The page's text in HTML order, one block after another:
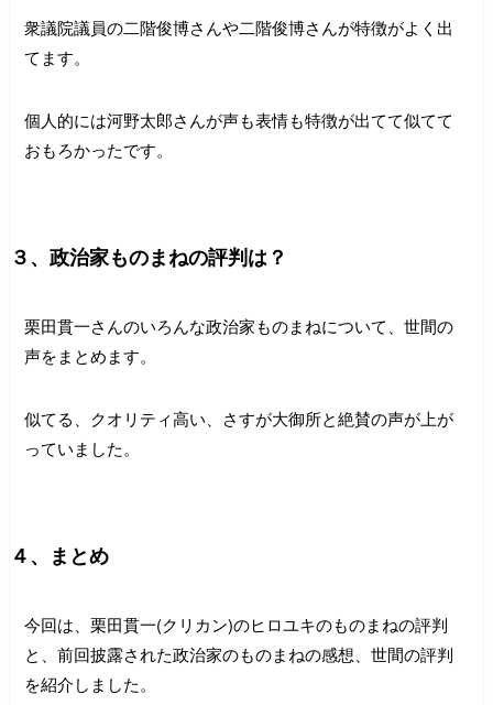
衆議院議員の二階俊博さんや二階俊博さんが特徴がよく出
てます。
個人的には河野太郎さんが声も表情も特徴が出てて似てて
おもろかったです。
３、政治家ものまねの評判は？
栗田貫一さんのいろんな政治家ものまねについて、世間の
声をまとめます。
似てる、クオリティ高い、さすが大御所と絶賛の声が上が
っていました。
４、まとめ
今回は、栗田貫一(クリカン)のヒロユキのものまねの評判
と、前回披露された政治家のものまねの感想、世間の評判
を紹介しました。